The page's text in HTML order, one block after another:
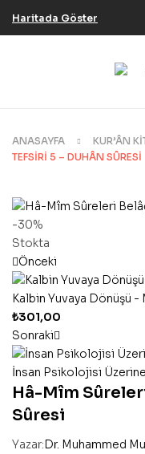
Haritada Göster
ANASAYFA KUR’ÂN
TEFSIRI 5 – DUHÂN SÛRESI
-30%
Stokta
Önceki
Kalbin Yuvaya Dönüşü -
₺301,00
Sonraki
İnsan Psikolojisi
Hâ-Mîm
Sûresi
Yazar:Dr. Muhammed